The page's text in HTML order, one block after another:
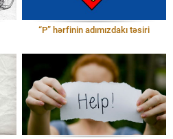
“P” hərfinin adımızdakı təsiri